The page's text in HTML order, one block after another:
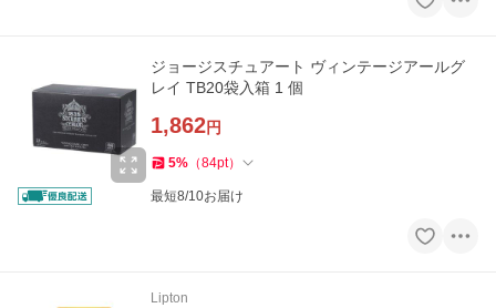
ジョージスチュアート ヴィンテージアールグ
レイ TB20袋入箱 1 個
1,862円
5% （84pt）
最短8/10お届け
Lipton